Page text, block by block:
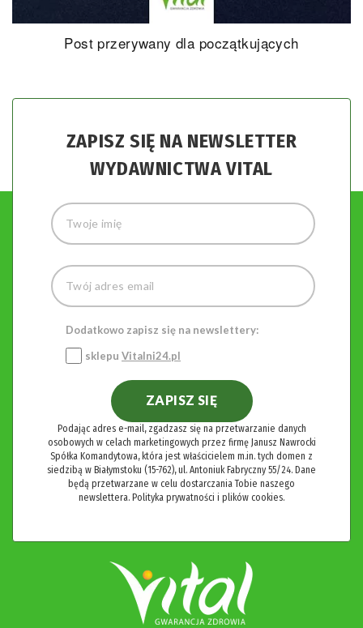
Post przerywany dla początkujących
ZAPISZ SIĘ NA NEWSLETTER
WYDAWNICTWA VITAL
Dodatkowo zapisz się na newslettery:
sklepu Vitalni24.pl
ZAPISZ SIĘ
Podając adres e-mail, zgadzasz się na przetwarzanie danych
osobowych w celach marketingowych przez firmę Janusz Nawrocki
Spółka Komandytowa, która jest właścicielem m.in. tych domen z
siedzibą w Białymstoku (15-762), ul. Antoniuk Fabryczny 55/24. Dane
będą przetwarzane w celu dostarczania Tobie naszego
newslettera. Polityka prywatności i plików cookies.